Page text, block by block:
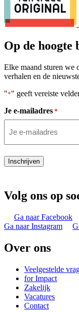
Op de hoogte
Elke maand sturen we
verhalen en de
"*" geeft vereiste
Je e-mailadres *
Inschrijven
Volg ons op
Ga naar Facebook
Ga naar Instagram
Over ons
Veelgestelde
for Impact
Zakelijk
Vacatures
Contact